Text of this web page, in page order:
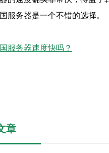
服务器是一个不错的选择。
服务器速度快吗？
章